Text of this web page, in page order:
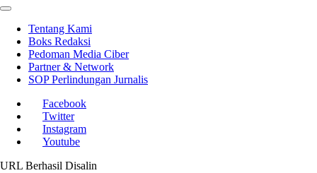
Tentang Kami
Boks Redaksi
Pedoman Media Ciber
Partner & Network
SOP Perlindungan Jurnalis
Facebook
Twitter
Instagram
Youtube
URL Berhasil Disalin